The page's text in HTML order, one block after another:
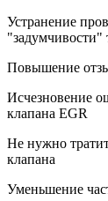
Устранение
"задумчивости"
Повышение
Исчезновение
клапана EGR
Не нужно
клапана
Уменьшение